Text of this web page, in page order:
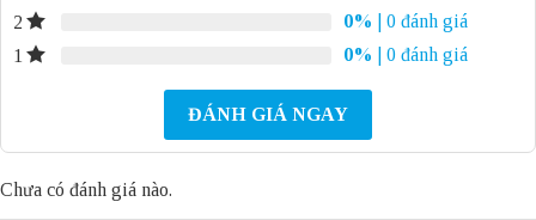
2
0%
| 0 đánh giá
1
0% | 0 đánh giá
ĐÁNH GIÁ NGAY
Chưa có đánh giá nào.